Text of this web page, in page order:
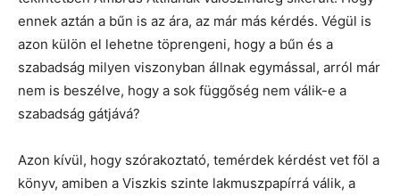
ennek aztán a bűn is az ára, az már más kérdés. Végül is
azon külön el lehetne töprengeni, hogy a bűn és a
szabadság milyen viszonyban állnak egymással, arról már
nem is beszélve, hogy a sok függőség nem válik-e a
szabadság gátjává?
Azon kívül, hogy szórakoztató, temérdek kérdést vet föl a
könyv, amiben a Viszkis szinte lakmuszpapírrá válik, a